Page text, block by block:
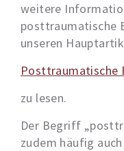
weitere
posttraumatische
unseren
Posttraumatische
zu lesen.
Der Begriff
zudem häufig